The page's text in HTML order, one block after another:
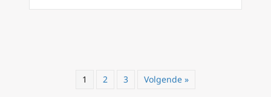
1 2 3 Volgende »